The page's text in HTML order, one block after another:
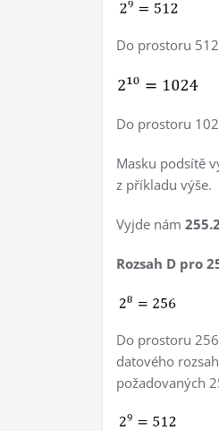
Do prostoru
Do prostoru
Masku podsítě
z příkladu výše.
Vyjde nám
Rozsah D pro
Do prostoru
datového
požadovaných